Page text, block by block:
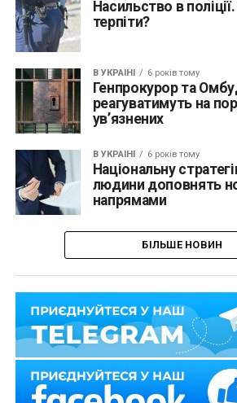
Насильство в
терпіти?
В УКРАЇНІ 6 років тому
Генпрокурор та
реагуватимуть на
ув’язнених
В УКРАЇНІ 6 років тому
Національну
людини доповнять
напрямами
БІЛЬШЕ НОВИН